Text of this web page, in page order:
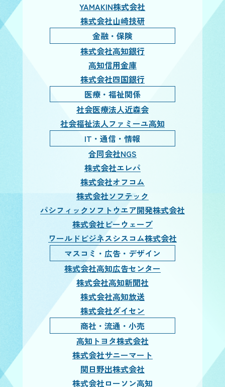
YAMAKIN株式会社
株式会社山崎技研
金融・保険
株式会社高知銀行
高知信用金庫
株式会社四国銀行
医療・福祉関係
社会医療法人近森会
社会福祉法人ファミーユ高知
IT・通信・情報
合同会社NGS
株式会社エレパ
株式会社オフコム
株式会社ソフテック
パシフィックソフトウエア開発株式会社
株式会社ビーウェーブ
ワールドビジネスシスコム株式会社
マスコミ・広告・デザイン
株式会社高知広告センター
株式会社高知新聞社
株式会社高知放送
株式会社ダイセン
商社・流通・小売
高知トヨタ株式会社
株式会社サニーマート
関日野出株式会社
株式会社ローソン高知